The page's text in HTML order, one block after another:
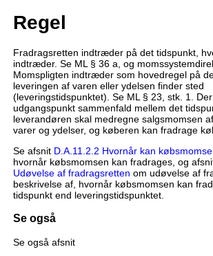
Regel
Fradragsretten indtræder på det tidspunkt,
indtræder. Se ML § 36 a, og
Momspligten indtræder som hovedregel på
leveringen af varen eller ydelsen finder sted
(leveringstidspunktet). Se ML § 23, stk. 1.
udgangspunkt sammenfald mellem det
leverandøren skal medregne salgsmomsen
varer og ydelser, og køberen kan fradrage
Se afsnit D.A.11.2.2 Hvornår kan
hvornår købsmomsen kan fradrages, og
Udøvelse af fradragsretten om udøvelse af
beskrivelse af, hvornår købsmomsen kan
tidspunkt end leveringstidspunktet.
Se også
Se også afsnit